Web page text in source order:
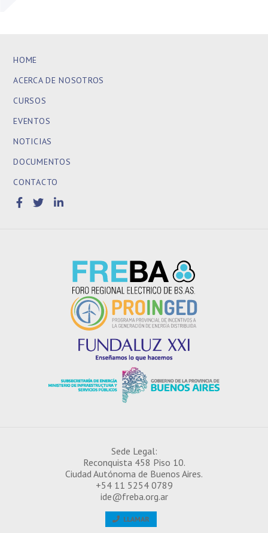
HOME
ACERCA DE NOSOTROS
CURSOS
EVENTOS
NOTICIAS
DOCUMENTOS
CONTACTO
Sede Legal:
Reconquista 458 Piso 10.
Ciudad Autónoma de Buenos Aires.
+54 11 5254 0789
ide@freba.org.ar
LLAMAR